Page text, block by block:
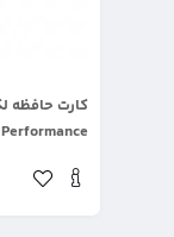
Performance ظرفیت ۸ گیگابایت